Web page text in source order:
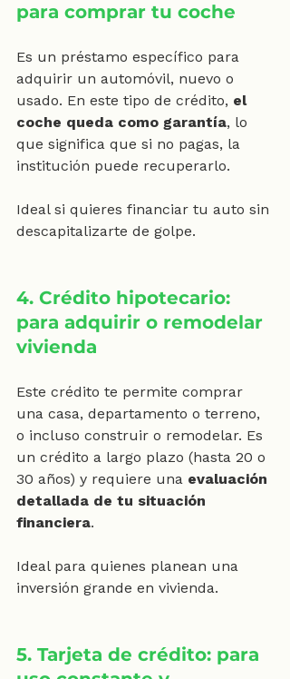
para comprar tu coche
Es un préstamo específico para
adquirir un automóvil, nuevo o
usado. En este tipo de crédito, el
coche queda como garantía, lo
que significa que si no pagas, la
institución puede recuperarlo.
Ideal si quieres financiar tu auto sin
descapitalizarte de golpe.
4. Crédito hipotecario:
para adquirir o remodelar
vivienda
Este crédito te permite comprar
una casa, departamento o terreno,
o incluso construir o remodelar. Es
un crédito a largo plazo (hasta 20 o
30 años) y requiere una evaluación
detallada de tu situación
financiera.
Ideal para quienes planean una
inversión grande en vivienda.
5. Tarjeta de crédito: para